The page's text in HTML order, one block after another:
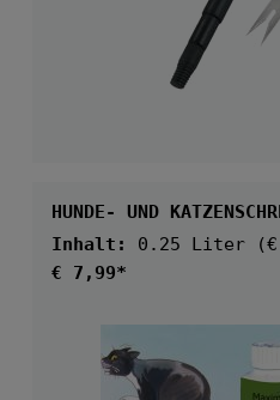
Inhalt: 0.25 Liter
Regulärer Preis:
€ 7,99*